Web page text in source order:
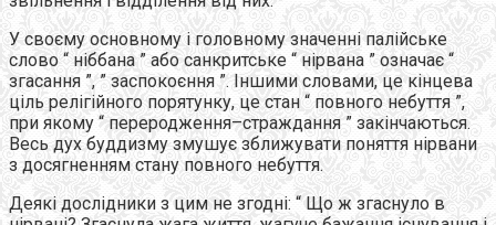
У своєму основному і головному значенні палійське
слово “ ніббана ” або санкритське “ нірвана ” означає “
згасання ”, ” заспокоєння ”. Іншими словами, це кінцева
ціль релігійного порятунку, це стан “ повного небуття ”,
при якому “ переродження–страждання ” закінчаються.
Весь дух буддизму змушує зближувати поняття нірвани
з досягненням стану повного небуття.
Деякі дослідники з цим не згодні: “ Що ж згаснуло в